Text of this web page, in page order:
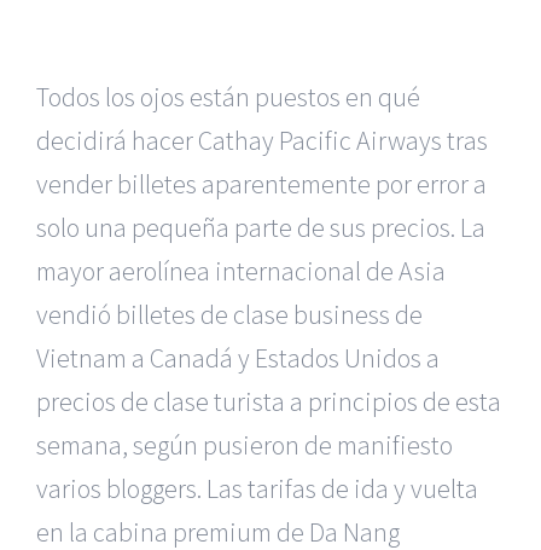
Todos los ojos están puestos en qué
decidirá hacer Cathay Pacific Airways tras
vender billetes aparentemente por error a
solo una pequeña parte de sus precios. La
mayor aerolínea internacional de Asia
vendió billetes de clase business de
Vietnam a Canadá y Estados Unidos a
precios de clase turista a principios de esta
semana, según pusieron de manifiesto
varios bloggers. Las tarifas de ida y vuelta
en la cabina premium de Da Nang